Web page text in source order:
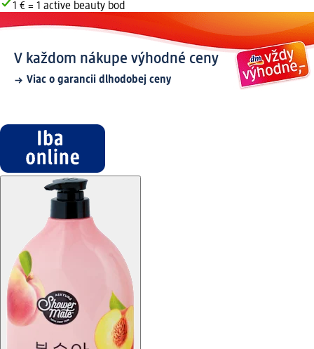
1 € = 1 active beauty bod
V každom nákupe výhodné ceny
Viac o garancii dlhodobej ceny